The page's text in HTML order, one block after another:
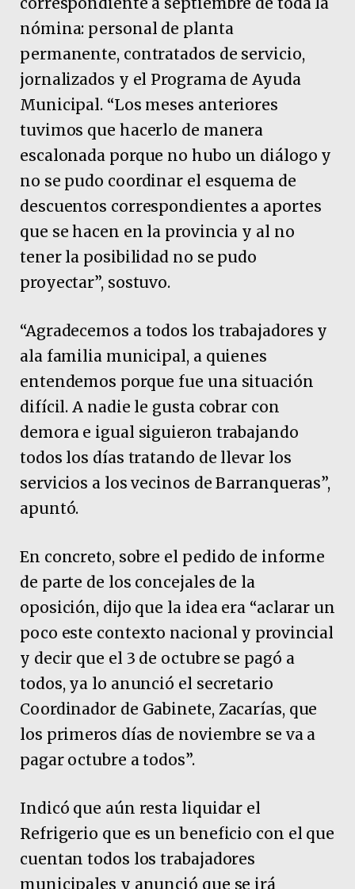
nómina: personal de planta
permanente, contratados de servicio,
jornalizados y el Programa de Ayuda
Municipal. “Los meses anteriores
tuvimos que hacerlo de manera
escalonada porque no hubo un diálogo y
no se pudo coordinar el esquema de
descuentos correspondientes a aportes
que se hacen en la provincia y al no
tener la posibilidad no se pudo
proyectar”, sostuvo.
“Agradecemos a todos los trabajadores y
ala familia municipal, a quienes
entendemos porque fue una situación
difícil. A nadie le gusta cobrar con
demora e igual siguieron trabajando
todos los días tratando de llevar los
servicios a los vecinos de Barranqueras”,
apuntó.
En concreto, sobre el pedido de informe
de parte de los concejales de la
oposición, dijo que la idea era “aclarar un
poco este contexto nacional y provincial
y decir que el 3 de octubre se pagó a
todos, ya lo anunció el secretario
Coordinador de Gabinete, Zacarías, que
los primeros días de noviembre se va a
pagar octubre a todos”.
Indicó que aún resta liquidar el
Refrigerio que es un beneficio con el que
cuentan todos los trabajadores
municipales y anunció que se irá